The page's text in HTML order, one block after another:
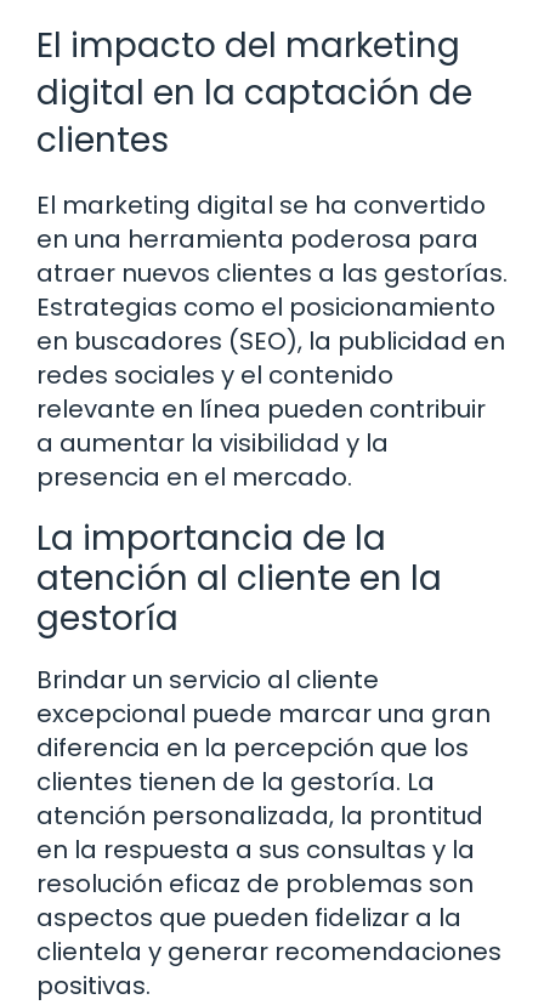
El impacto del marketing
digital en la captación de
clientes
El marketing digital se ha convertido
en una herramienta poderosa para
atraer nuevos clientes a las gestorías.
Estrategias como el posicionamiento
en buscadores (SEO), la publicidad en
redes sociales y el contenido
relevante en línea pueden contribuir
a aumentar la visibilidad y la
presencia en el mercado.
La importancia de la
atención al cliente en la
gestoría
Brindar un servicio al cliente
excepcional puede marcar una gran
diferencia en la percepción que los
clientes tienen de la gestoría. La
atención personalizada, la prontitud
en la respuesta a sus consultas y la
resolución eficaz de problemas son
aspectos que pueden fidelizar a la
clientela y generar recomendaciones
positivas.